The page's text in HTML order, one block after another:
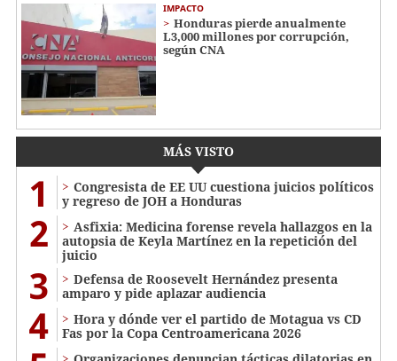
IMPACTO
Honduras pierde anualmente
L3,000 millones por corrupción,
según CNA
MÁS VISTO
1
Congresista de EE UU cuestiona juicios políticos
y regreso de JOH a Honduras
2
Asfixia: Medicina forense revela hallazgos en la
autopsia de Keyla Martínez en la repetición del
juicio
3
Defensa de Roosevelt Hernández presenta
amparo y pide aplazar audiencia
4
Hora y dónde ver el partido de Motagua vs CD
Fas por la Copa Centroamericana 2026